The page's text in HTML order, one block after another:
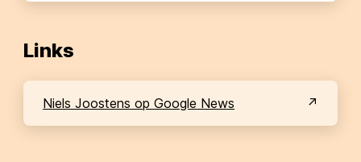
Links
Niels Joostens op Google News